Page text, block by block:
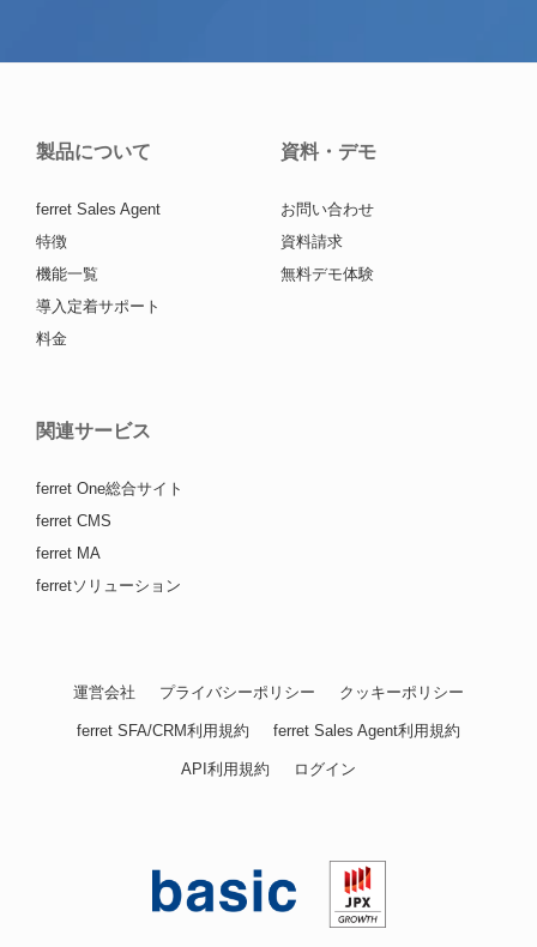
製品について
ferret Sales Agent
特徴
機能一覧
導入定着サポート
料金
資料・デモ
お問い合わせ
資料請求
無料デモ体験
関連サービス
ferret One総合サイト
ferret CMS
ferret MA
ferretソリューション
運営会社 プライバシーポリシー クッキーポリシー
ferret SFA/CRM利用規約 ferret Sales Agent利用規約
API利用規約 ログイン